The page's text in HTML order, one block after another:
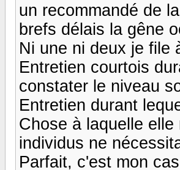
un recommandé de
brefs délais la gêne
Ni une ni deux je file
Entretien courtois
constater le niveau
Entretien durant
Chose à laquelle
individus ne
Parfait, c'est mon